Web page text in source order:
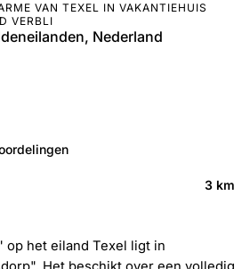
VAN TEXEL IN VAKANTIEHUIS
VERBLI
Nederland
3 km
op het eiland Texel ligt in